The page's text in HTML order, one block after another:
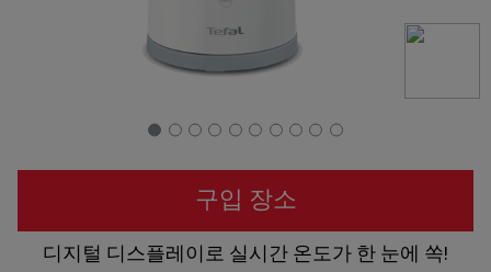
구입 장소
디지털 디스플레이로 실시간 온도가 한 눈에 쏙!